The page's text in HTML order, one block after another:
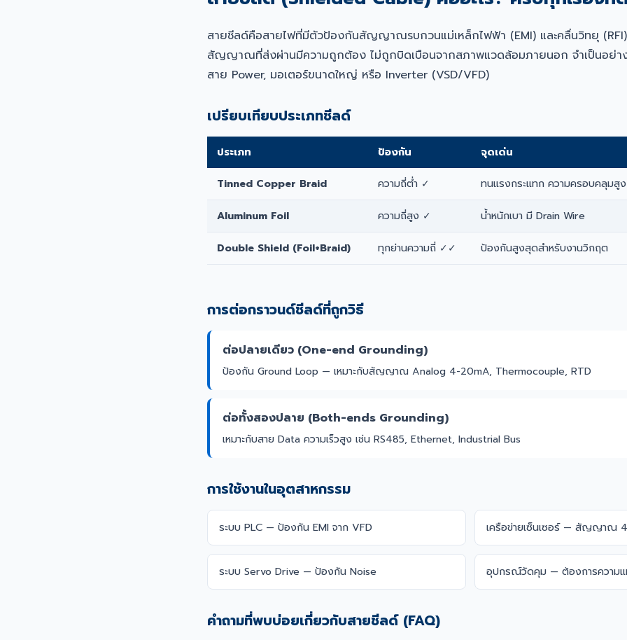
สายชีลด์คือสายไฟที่มีตัวป้องกันสัญญาณรบกวนแม่เหล็กไฟฟ้า (EMI) และคลื่นวิทยุ
สัญญาณที่ส่งผ่านมีความถูกต้อง ไม่ถูกบิดเบือนจากสภาพแวดล้อมภายนอก จำเป็นอย่า
สาย Power, มอเตอร์ขนาดใหญ่ หรือ Inverter (VSD/VFD)
เปรียบเทียบประเภทชีลด์
ประเภท ป้องกัน จุดเด่น
Tinned Copper Braid ความถี่ต่ำ ✓ ทนแรงกระแทก ความครอบคลุมสูง
Aluminum Foil ความถี่สูง ✓ น้ำหนักเบา มี Drain Wire
Double Shield (Foil+Braid) ทุกย่านความถี่ ✓✓ ป้องกันสูงสุดสำหรับงานวิกฤต
การต่อกราวนด์ชีลด์ที่ถูกวิธี
ต่อปลายเดียว (One-end Grounding)
ป้องกัน Ground Loop — เหมาะกับสัญญาณ Analog 4-20mA, Thermocouple, RTD
ต่อทั้งสองปลาย (Both-ends Grounding)
เหมาะกับสาย Data ความเร็วสูง เช่น RS485, Ethernet, Industrial Bus
การใช้งานในอุตสาหกรรม
ระบบ PLC — ป้องกัน EMI จาก VFD เครือข่ายเซ็นเซอร์ — สัญญาณ
ระบบ Servo Drive — ป้องกัน Noise อุปกรณ์วัดคุม — ต้องการความ
คำถามที่พบบ่อยเกี่ยวกับสายชีลด์ (FAQ)